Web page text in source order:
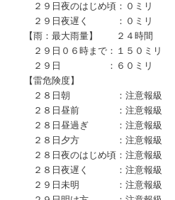
２９日夜のはじめ頃：０ミリ
２９日夜遅く ：０ミリ
【雨：最大雨量】 ２４時間
２９日０６時まで：１５０ミリ
２９日 ：６０ミリ
【雷危険度】
２８日朝 ：注意報級
２８日昼前 ：注意報級
２８日昼過ぎ ：注意報級
２８日夕方 ：注意報級
２８日夜のはじめ頃：注意報級
２８日夜遅く ：注意報級
２９日未明 ：注意報級